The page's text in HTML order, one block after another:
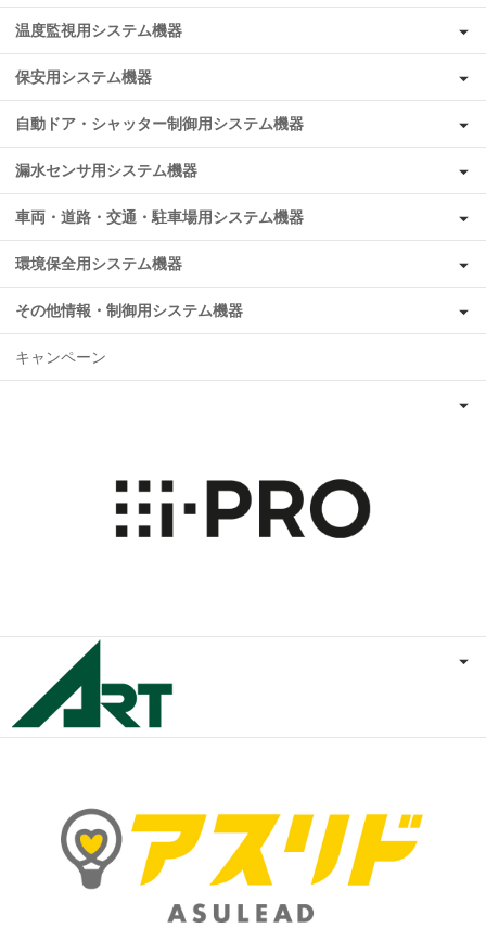
温度監視用システム機器
保安用システム機器
自動ドア・シャッター制御用システム機器
漏水センサ用システム機器
車両・道路・交通・駐車場用システム機器
環境保全用システム機器
その他情報・制御用システム機器
キャンペーン